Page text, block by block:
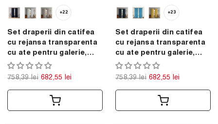
+22
Set draperii din catifea
cu rejansa transparenta
cu ate pentru galerie,
Madison, densitate 700
g/ml, Lemonade pink, 2
758,39 lei 682,55 lei
+23
Set draperii din catifea
cu rejansa transparenta
cu ate pentru galerie,
Madison, densitate 700
g/ml, Lemon, 2 buc
758,39 lei 682,55 lei